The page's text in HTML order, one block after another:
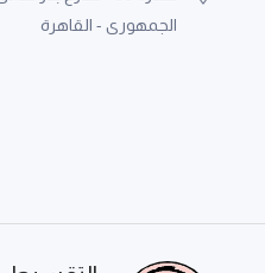
الجمهورى - القاهرة